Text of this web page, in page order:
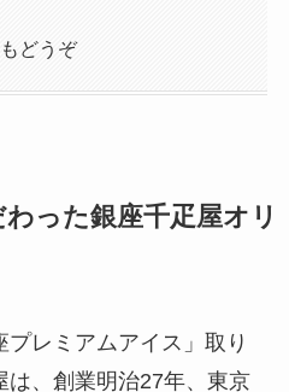
どうぞ
った銀座千疋屋オリ
レミアムアイス」取り
、創業明治27年、東京